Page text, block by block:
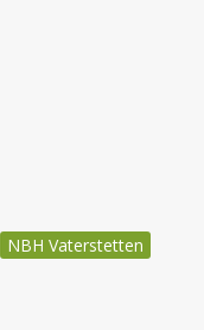
NBH Vaterstetten